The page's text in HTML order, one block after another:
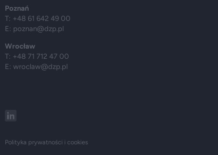
Poznań
T: +48 61 642 49 00
E: poznan@dzp.pl
Wrocław
T: +48 71 712 47 00
E: wroclaw@dzp.pl
Polityka prywatności i cookies